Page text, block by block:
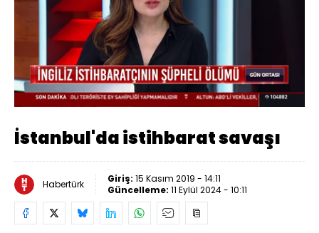
Sesi
Aç
Yüklendi:
4.75%
Oynatma
Hızı
İstanbul'da istihbarat savaşı
Habertürk Giriş: 15 Kasım 2019 - 14:11
Güncelleme: 11 Eylül 2024 - 10:11